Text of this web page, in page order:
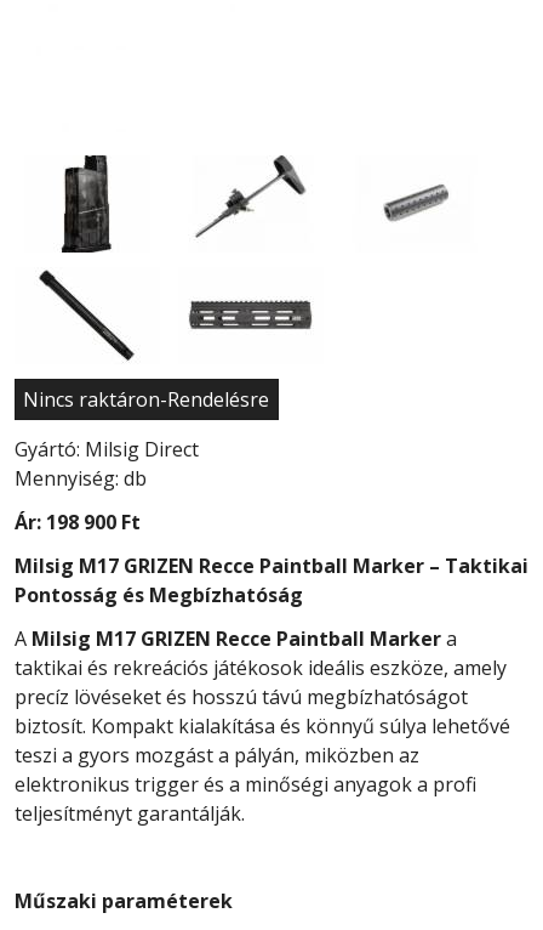
Nincs raktáron-Rendelésre
Gyártó: Milsig Direct
Mennyiség: db
Ár: 198 900 Ft
Milsig M17 GRIZEN Recce Paintball Marker – Taktikai
Pontosság és Megbízhatóság
A Milsig M17 GRIZEN Recce Paintball Markera
taktikai és rekreációs játékosok ideális eszköze, amely
precíz lövéseket és hosszú távú megbízhatóságot
biztosít. Kompakt kialakítása és könnyű súlya lehetővé
teszi a gyors mozgást a pályán, miközben az
elektronikus trigger és a minőségi anyagok a profi
teljesítményt garantálják.
Műszaki paraméterek